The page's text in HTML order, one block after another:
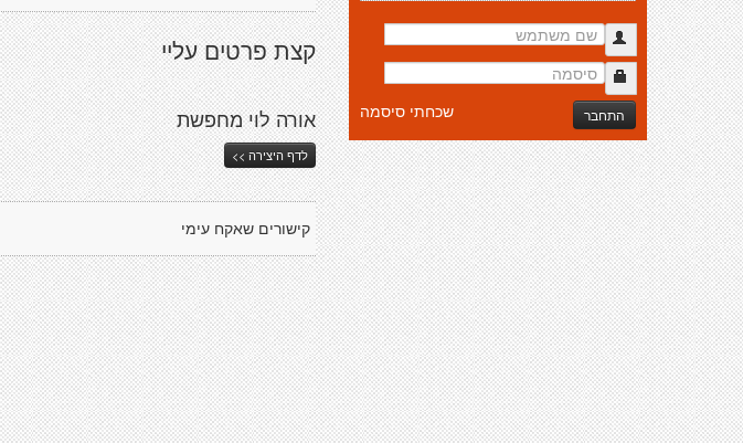
קצת פרטים עליי
אורה לוי מחפשת
לדף היצירה >>
קישורים שאקח עימי
התחבר שכחתי סיסמה